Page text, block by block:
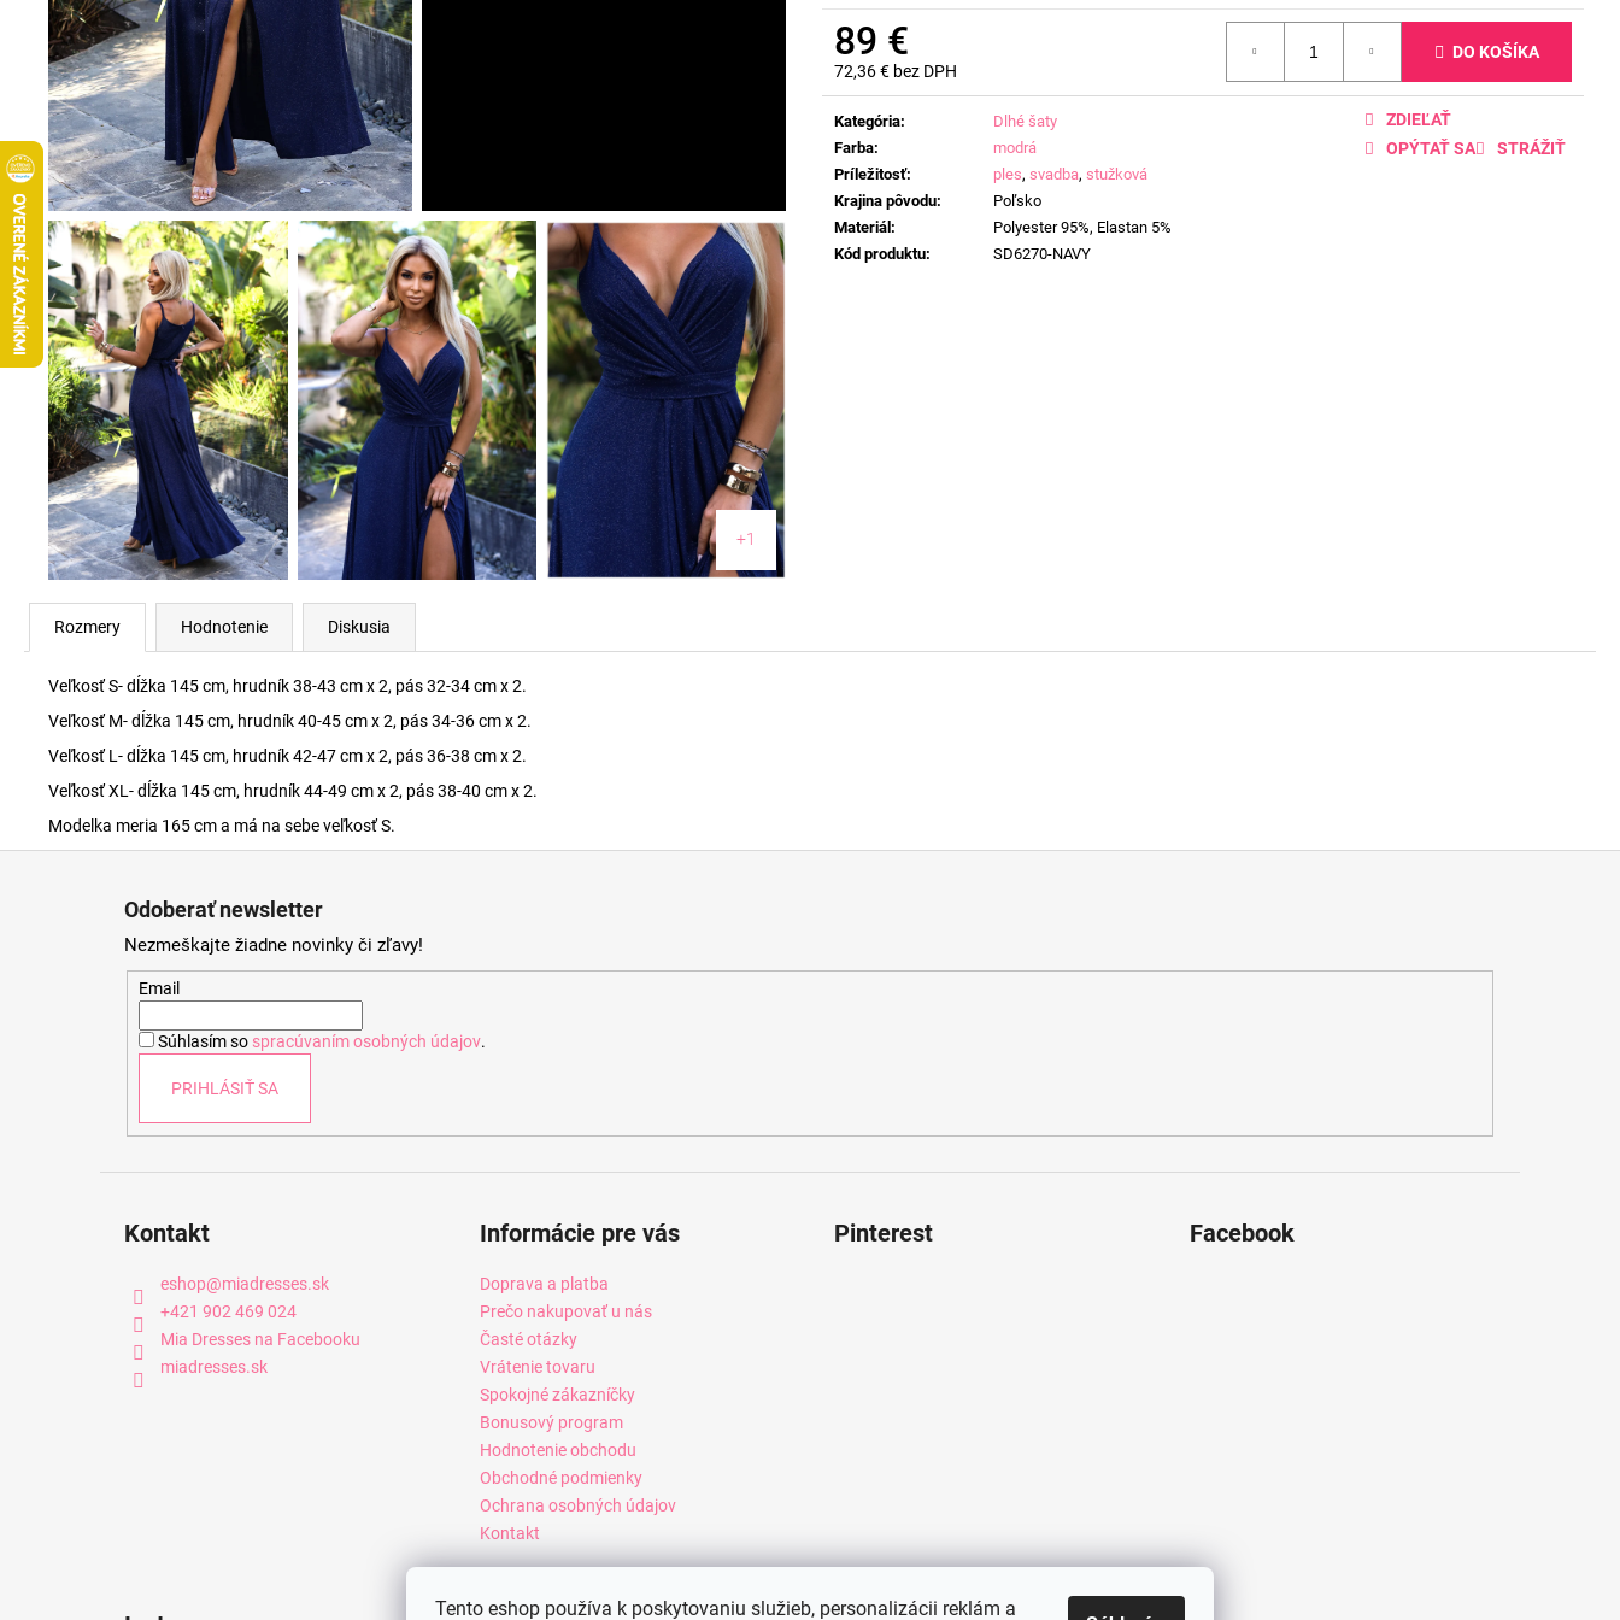
Tento eshop používa k poskytovaniu služieb, personalizácii reklám a
89 €
72,36 € bez DPH
Jednotková
cena:
DO KOŠÍKA
Kategória:
Dlhé šaty
Farba:
modrá
Príležitosť: ples, svadba, stužková
Krajina pôvodu:
Poľsko
Materiál:
Polyester 95%, Elastan 5%
Kód produktu: SD6270-NAVY
OPÝTAŤ SA STRÁŽIŤ
ZDIEĽAŤ
+1
Rozmery Hodnotenie Diskusia
Veľkosť S- dĺžka 145 cm, hrudník 38-43 cm x 2, pás 32-34 cm x 2.
Veľkosť M- dĺžka 145 cm, hrudník 40-45 cm x 2, pás 34-36 cm x 2.
Veľkosť L- dĺžka 145 cm, hrudník 42-47 cm x 2, pás 36-38 cm x 2.
Veľkosť XL- dĺžka 145 cm, hrudník 44-49 cm x 2, pás 38-40 cm x 2.
Modelka meria 165 cm a má na sebe veľkosť S.
Odoberať newsletter
Nezmeškajte žiadne novinky či zľavy!
Email
Súhlasím so spracúvaním osobných údajov.
PRIHLÁSIŤ SA
Kontakt
eshop@miadresses.sk
+421 902 469 024
Mia Dresses na Facebooku
miadresses.sk
Informácie pre vás
Doprava a platba
Prečo nakupovať u nás
Časté otázky
Vrátenie tovaru
Spokojné zákazníčky
Bonusový program
Hodnotenie obchodu
Obchodné podmienky
Ochrana osobných údajov
Kontakt
Pinterest Facebook